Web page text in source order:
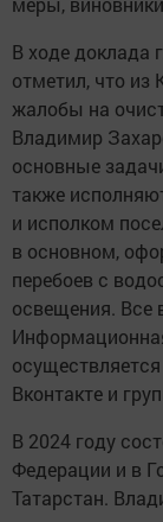
В ходе доклада
отметил, что из
жалобы на
Владимир
основные
также
и исполком
в основном,
перебоев с
освещения. Все
Вконтакте и
В 2024 году
Федерации и в
Татарстан.